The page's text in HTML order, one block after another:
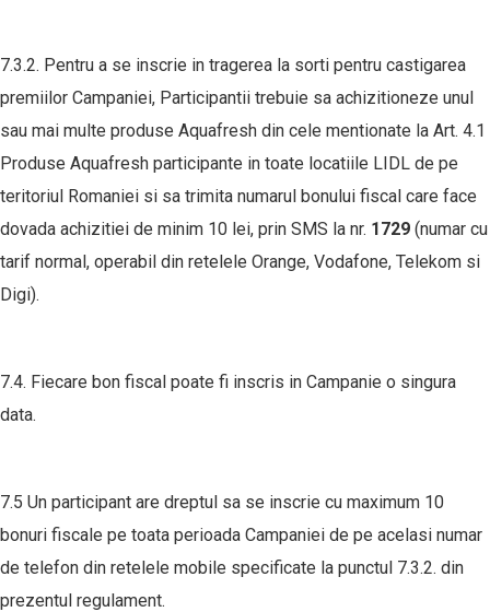
7.3.2. Pentru a se inscrie in tragerea la sorti pentru castigarea
premiilor Campaniei, Participantii trebuie sa achizitioneze unul
sau mai multe produse Aquafresh din cele mentionate la Art. 4.1
Produse Aquafresh participante in toate locatiile LIDL de pe
teritoriul Romaniei si sa trimita numarul bonului fiscal care face
dovada achizitiei de minim 10 lei, prin SMS la nr. 1729 (numar cu
tarif normal, operabil din retelele Orange, Vodafone, Telekom si
Digi).
7.4. Fiecare bon fiscal poate fi inscris in Campanie o singura
data.
7.5 Un participant are dreptul sa se inscrie cu maximum 10
bonuri fiscale pe toata perioada Campaniei de pe acelasi numar
de telefon din retelele mobile specificate la punctul 7.3.2. din
prezentul regulament.